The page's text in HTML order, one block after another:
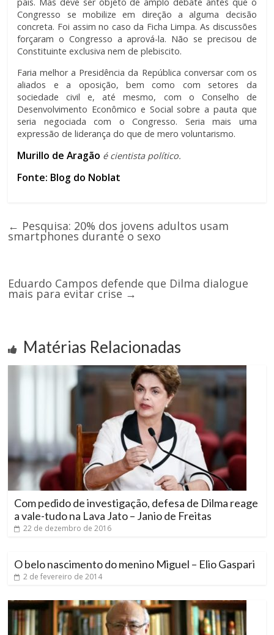
Congresso se mobilize em direção a alguma decisão
concreta. Foi assim no caso da Ficha Limpa. As discussões
forçaram o Congresso a aprová-la. Não se precisou de
Constituinte exclusiva nem de plebiscito.
Faria melhor a Presidência da República conversar com os
aliados e a oposição, bem como com setores da
sociedade civil e, até mesmo, com o Conselho de
Desenvolvimento Econômico e Social sobre a pauta que
seria negociada com o Congresso. Seria mais uma
expressão de liderança do que de mero voluntarismo.
Murillo de Aragão é cientista político.
Fonte: Blog do Noblat
← Pesquisa: 20% dos jovens adultos usam
smartphones durante o sexo
Eduardo Campos defende que Dilma dialogue
mais para evitar crise →
Matérias Relacionadas
Com pedido de investigação, defesa de Dilma reage
a vale-tudo na Lava Jato – Janio de Freitas
22 de dezembro de 2016
O belo nascimento do menino Miguel – Elio Gaspari
2 de fevereiro de 2014